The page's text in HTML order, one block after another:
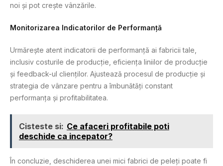
noi și pot crește vânzările.
Monitorizarea Indicatorilor de Performanță
Urmărește atent indicatorii de performanță ai fabricii tale,
inclusiv costurile de producție, eficiența liniilor de producție
și feedback-ul clienților. Ajustează procesul de producție și
strategia de vânzare pentru a îmbunătăți constant
performanța și profitabilitatea.
Cisteste si: Ce afaceri profitabile poti
deschide ca incepator?
În concluzie, deschiderea unei mici fabrici de peleți poate fi